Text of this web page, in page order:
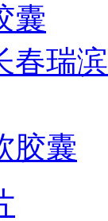
囊
春瑞
胶囊